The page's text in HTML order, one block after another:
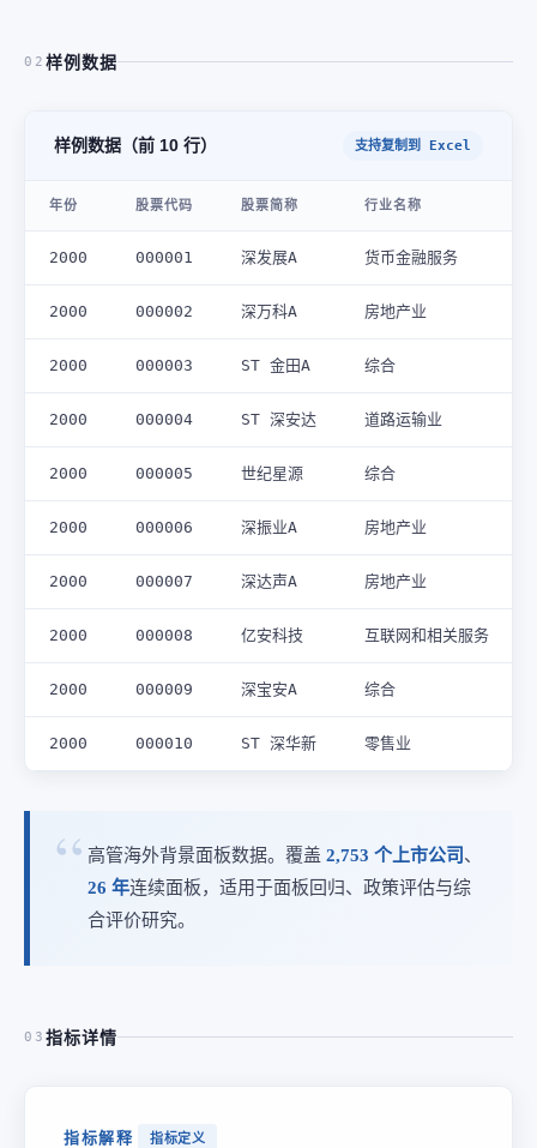
02 样例数据
样例数据（前 10 行） 支持复制到 Excel
年份 股票代码 股票简称 行业名称
2000 000001 深发展A 货币金融服务
2000 000002 深万科A 房地产业
2000 000003 ST 金田A 综合
2000 000004 ST 深安达 道路运输业
2000 000005 世纪星源 综合
2000 000006 深振业A 房地产业
2000 000007 深达声A 房地产业
2000 000008 亿安科技 互联网和相关服务
2000 000009 深宝安A 综合
2000 000010 ST 深华新 零售业
高管海外背景面板数据。覆盖 2,753 个上市公司 、
26 年连续面板，适用于面板回归、政策评估与综
合评价研究。
03 指标详情
指标解释 指标定义